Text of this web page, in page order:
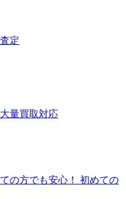
定
量買取対応